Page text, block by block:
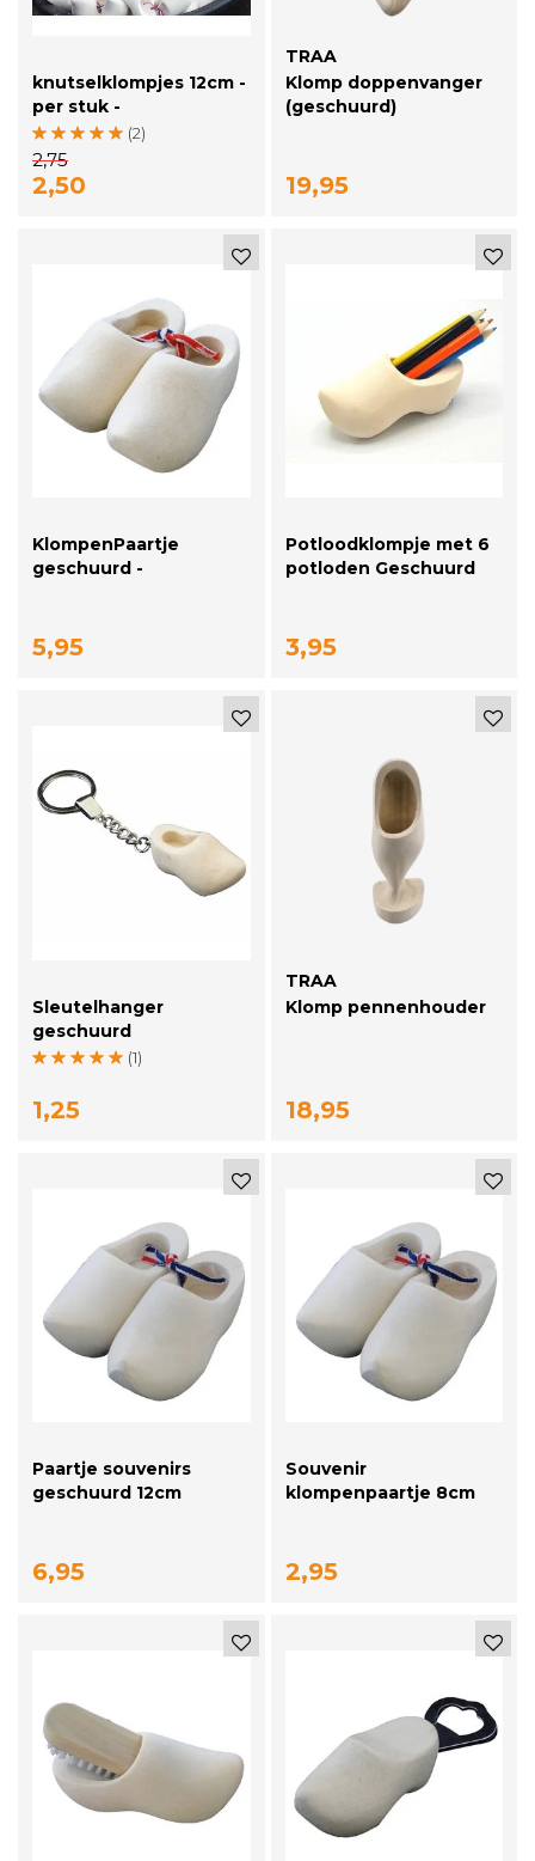
knutselklompjes 12cm -
per stuk -
(2)
2,75
2,50
TRAA
Klomp doppenvanger
(geschuurd)
19,95
KlompenPaartje
geschuurd -
5,95
Potloodklompje met 6
potloden Geschuurd
3,95
Sleutelhanger
geschuurd
(1)
1,25
TRAA
Klomp pennenhouder
18,95
Paartje souvenirs
geschuurd 12cm
6,95
Souvenir
klompenpaartje 8cm
2,95